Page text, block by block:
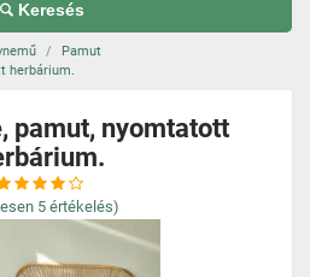
Keresés
Pamut
herbárium.
pamut, nyomtatott
5 értékelés)